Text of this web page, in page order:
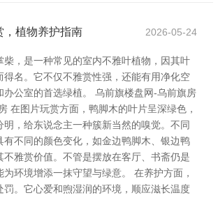
，植物养护指南 2026-05-24
柴，是一种常见的室内不雅叶植物，因其叶
得名。它不仅不雅赏性强，还能有用净化空
办公室的首选绿植。 乌前旗楼盘网-乌前旗房
在图片玩赏方面，鸭脚木的叶片呈深绿色，
明，给东说念主一种簇新当然的嗅觉。不同
有不同的颜色变化，如金边鸭脚木、银边鸭
不雅赏价值。不管是摆放在客厅、书斋仍是
为环境增添一抹守望与绿意。 在养护方面，
罚。它心爱和煦湿润的环境，顺应滋长温度